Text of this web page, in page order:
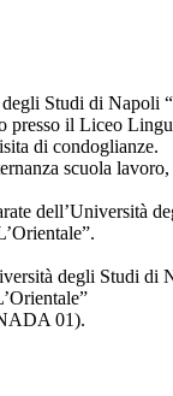
Studi di Napoli
presso il Liceo
di condoglianze.
scuola
dell’Università
degli Studi di
01).